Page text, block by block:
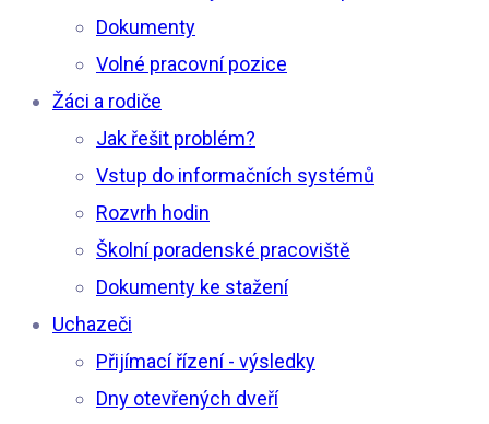
Dokumenty
Volné pracovní pozice
Žáci a rodiče
Jak řešit problém?
Vstup do informačních systémů
Rozvrh hodin
Školní poradenské pracoviště
Dokumenty ke stažení
Uchazeči
Přijímací řízení - výsledky
Dny otevřených dveří